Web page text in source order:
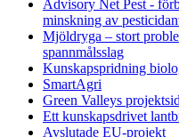
Advisory Net Pest -
minskning av
Mjöldryga – stort
spannmålsslag
Kunskapspridning
SmartAgri
Green Valleys
Ett kunskapsdrivet
Avslutade EU-projekt